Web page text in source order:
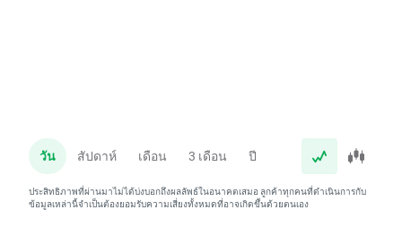
วัน สัปดาห์ เดือน 3 เดือน ปี
ประสิทธิภาพที่ผ่านมาไม่ได้บ่งบอกถึงผลลัพธ์ในอนาคตเสมอ ลูกค้าทุกคนที่ดำเนินการกับ
ข้อมูลเหล่านี้จำเป็นต้องยอมรับความเสี่ยงทั้งหมดที่อาจเกิดขึ้นด้วยตนเอง